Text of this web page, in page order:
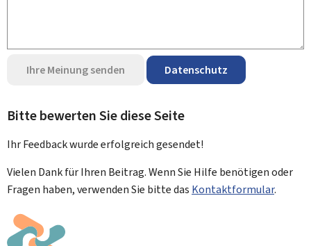
Ihre Meinung senden Datenschutz
Bitte bewerten Sie diese Seite
Ihr Feedback wurdeerfolgreichgesendet!
Vielen Dank für Ihren Beitrag. Wenn Sie Hilfe benötigen oder
Fragen haben, verwenden Sie bitte das Kontaktformular.